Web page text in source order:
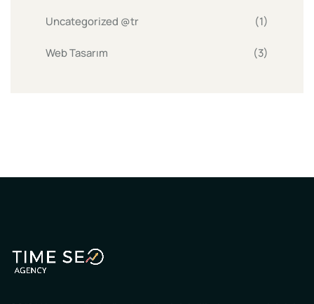
Uncategorized @tr (1)
Web Tasarım (3)